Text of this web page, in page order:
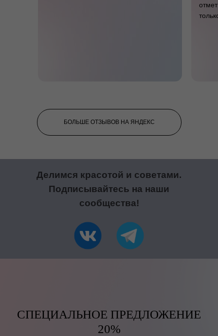
БОЛЬШЕ ОТЗЫВОВ НА ЯНДЕКС
Делимся красотой и советами.
Подписывайтесь на наши
сообщества!
СПЕЦИАЛЬНОЕ ПРЕДЛОЖЕНИЕ
20%